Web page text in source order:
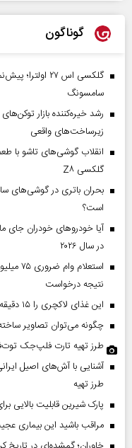
گوناگون
گلکسی اس ۲۷
سامسونگ
زیرساخت‌های واقعی
انقلاب گوشی‌های تاشو‌ با
گلکسی Z۸
است؟
آیا خودروهای خودران جای
در سال ۲۰۲۶
نتیجه درخواست
این غذای لاکچری را ۱۵ دقیقه‌ای آماده کنید
چگونه می‌توان تصاویر
طرز تهیه تارت فلپ‌جک
آشنایی با آش‌های اصیل
طرز تهیه
پارک شیرین قابلیت‌ بالایی
مراقب باشید این بیماری